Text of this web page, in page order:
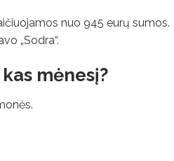
nuo 945 eurų sumos.
„Sodra“.
mėnesį?